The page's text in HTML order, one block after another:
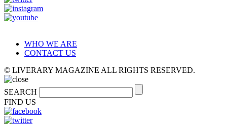
WHO WE ARE
CONTACT US
© LIVERARY MAGAZINE ALL RIGHTS RESERVED.
SEARCH
FIND US